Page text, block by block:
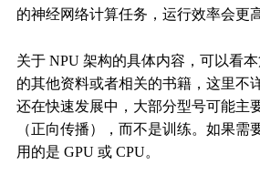
的神经网络计算任务，运行效率会更
关于 NPU 架构的具体内容，可以看
的其他资料或者相关的书籍，这里不
还在快速发展中，大部分型号可能主
（正向传播），而不是训练。如果需
用的是 GPU 或 CPU。